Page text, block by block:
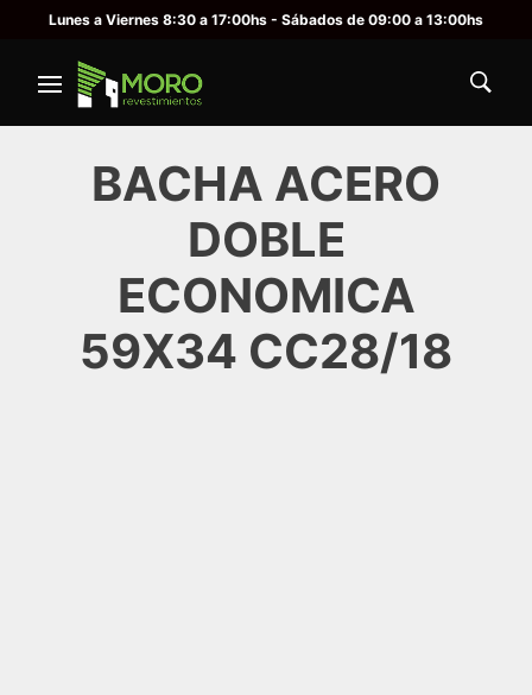
Lunes a Viernes 8:30 a 17:00hs - Sábados de 09:00 a 13:00hs
BACHA ACERO
DOBLE
ECONOMICA
59X34 CC28/18